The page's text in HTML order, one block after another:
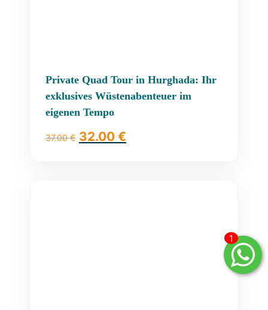
Private Quad Tour in Hurghada: Ihr
exklusives Wüstenabenteuer im
eigenen Tempo
37.00€ 32.00 €
1